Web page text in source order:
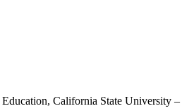
California State University